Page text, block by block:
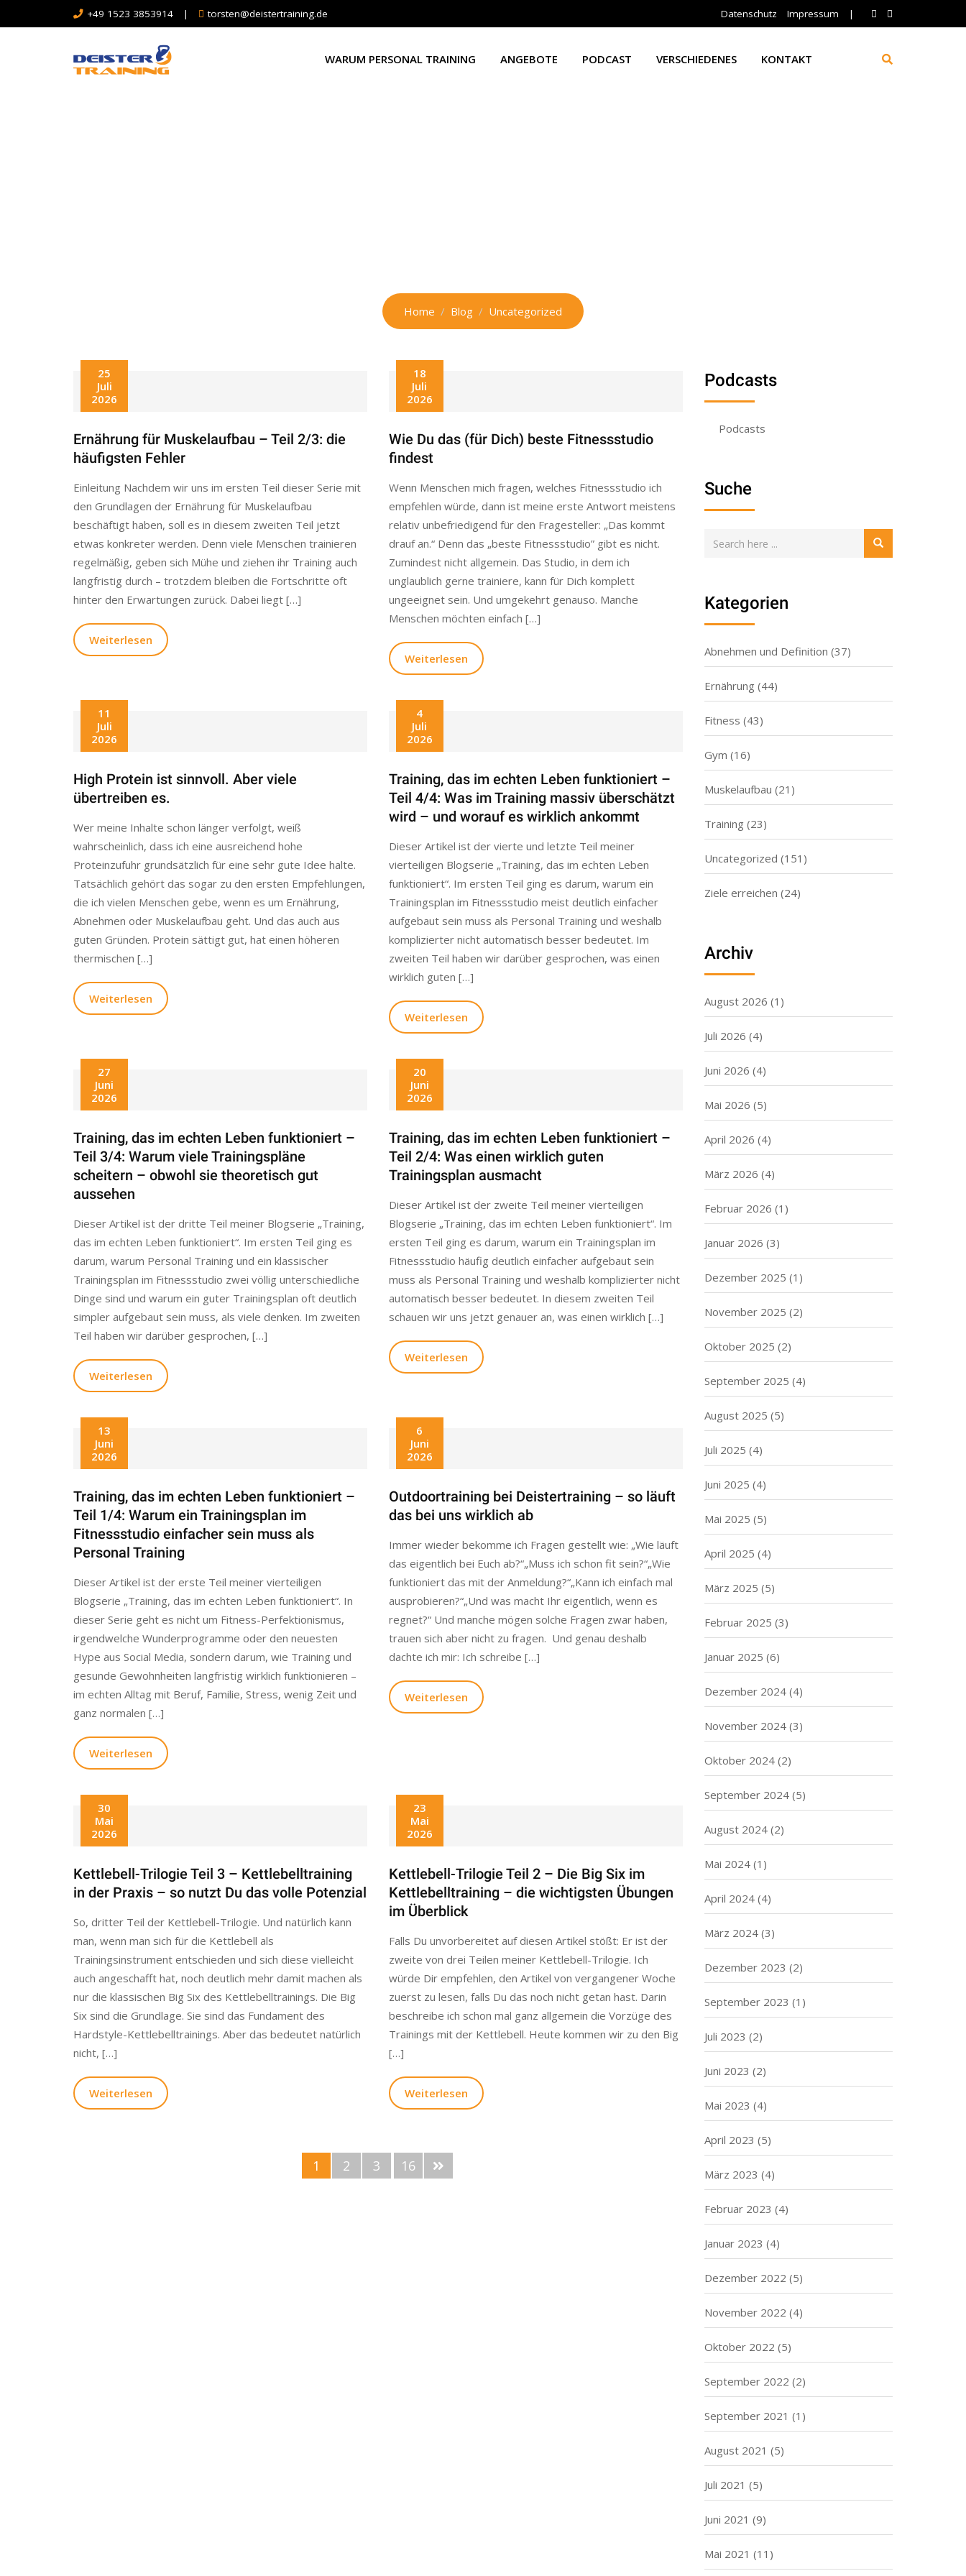
+49 1523 3853914 | torsten@deistertraining.de Datenschutz Impressum |
WARUM PERSONAL TRAINING ANGEBOTE PODCAST VERSCHIEDENES KONTAKT
Home Blog Uncategorized
25
Juli
2026
Ernährung für Muskelaufbau – Teil 2/3: die
häufigsten Fehler
Einleitung Nachdem wir uns im ersten Teil dieser Serie mit
den Grundlagen der Ernährung für Muskelaufbau
beschäftigt haben, soll es in diesem zweiten Teil jetzt
etwas konkreter werden. Denn viele Menschen trainieren
regelmäßig, geben sich Mühe und ziehen ihr Training auch
langfristig durch – trotzdem bleiben die Fortschritte oft
hinter den Erwartungen zurück. Dabei liegt […]
Weiterlesen
18
Juli
2026
Wie Du das (für Dich) beste Fitnessstudio
findest
Wenn Menschen mich fragen, welches Fitnessstudio ich
empfehlen würde, dann ist meine erste Antwort meistens
relativ unbefriedigend für den Fragesteller: „Das kommt
drauf an.“ Denn das „beste Fitnessstudio” gibt es nicht.
Zumindest nicht allgemein. Das Studio, in dem ich
unglaublich gerne trainiere, kann für Dich komplett
ungeeignet sein. Und umgekehrt genauso. Manche
Menschen möchten einfach […]
Weiterlesen
11
Juli
2026
High Protein ist sinnvoll. Aber viele
übertreiben es.
Wer meine Inhalte schon länger verfolgt, weiß
wahrscheinlich, dass ich eine ausreichend hohe
Proteinzufuhr grundsätzlich für eine sehr gute Idee halte.
Tatsächlich gehört das sogar zu den ersten Empfehlungen,
die ich vielen Menschen gebe, wenn es um Ernährung,
Abnehmen oder Muskelaufbau geht. Und das auch aus
guten Gründen. Protein sättigt gut, hat einen höheren
thermischen […]
Weiterlesen
4
Juli
2026
Training, das im echten Leben funktioniert –
Teil 4/4: Was im Training massiv überschätzt
wird – und worauf es wirklich ankommt
Dieser Artikel ist der vierte und letzte Teil meiner
vierteiligen Blogserie „Training, das im echten Leben
funktioniert“. Im ersten Teil ging es darum, warum ein
Trainingsplan im Fitnessstudio meist deutlich einfacher
aufgebaut sein muss als Personal Training und weshalb
komplizierter nicht automatisch besser bedeutet. Im
zweiten Teil haben wir darüber gesprochen, was einen
wirklich guten […]
Weiterlesen
27
Juni
2026
Training, das im echten Leben funktioniert –
Teil 3/4: Warum viele Trainingspläne
scheitern – obwohl sie theoretisch gut
aussehen
Dieser Artikel ist der dritte Teil meiner Blogserie „Training,
das im echten Leben funktioniert“. Im ersten Teil ging es
darum, warum Personal Training und ein klassischer
Trainingsplan im Fitnessstudio zwei völlig unterschiedliche
Dinge sind und warum ein guter Trainingsplan oft deutlich
simpler aufgebaut sein muss, als viele denken. Im zweiten
Teil haben wir darüber gesprochen, […]
Weiterlesen
20
Juni
2026
Training, das im echten Leben funktioniert –
Teil 2/4: Was einen wirklich guten
Trainingsplan ausmacht
Dieser Artikel ist der zweite Teil meiner vierteiligen
Blogserie „Training, das im echten Leben funktioniert“. Im
ersten Teil ging es darum, warum ein Trainingsplan im
Fitnessstudio häufig deutlich einfacher aufgebaut sein
muss als Personal Training und weshalb komplizierter nicht
automatisch besser bedeutet. In diesem zweiten Teil
schauen wir uns jetzt genauer an, was einen wirklich […]
Weiterlesen
13
Juni
2026
Training, das im echten Leben funktioniert –
Teil 1/4: Warum ein Trainingsplan im
Fitnessstudio einfacher sein muss als
Personal Training
Dieser Artikel ist der erste Teil meiner vierteiligen
Blogserie „Training, das im echten Leben funktioniert“. In
dieser Serie geht es nicht um Fitness-Perfektionismus,
irgendwelche Wunderprogramme oder den neuesten
Hype aus Social Media, sondern darum, wie Training und
gesunde Gewohnheiten langfristig wirklich funktionieren –
im echten Alltag mit Beruf, Familie, Stress, wenig Zeit und
ganz normalen […]
Weiterlesen
6
Juni
2026
Outdoortraining bei Deistertraining – so läuft
das bei uns wirklich ab
Immer wieder bekomme ich Fragen gestellt wie: „Wie läuft
das eigentlich bei Euch ab?“„Muss ich schon fit sein?“„Wie
funktioniert das mit der Anmeldung?“„Kann ich einfach mal
ausprobieren?“„Und was macht Ihr eigentlich, wenn es
regnet?“ Und manche mögen solche Fragen zwar haben,
trauen sich aber nicht zu fragen. Und genau deshalb
dachte ich mir: Ich schreibe […]
Weiterlesen
30
Mai
2026
Kettlebell-Trilogie Teil 3 – Kettlebelltraining
in der Praxis – so nutzt Du das volle Potenzial
So, dritter Teil der Kettlebell-Trilogie. Und natürlich kann
man, wenn man sich für die Kettlebell als
Trainingsinstrument entschieden und sich diese vielleicht
auch angeschafft hat, noch deutlich mehr damit machen als
nur die klassischen Big Six des Kettlebelltrainings. Die Big
Six sind die Grundlage. Sie sind das Fundament des
Hardstyle-Kettlebelltrainings. Aber das bedeutet natürlich
nicht, […]
Weiterlesen
23
Mai
2026
Kettlebell-Trilogie Teil 2 – Die Big Six im
Kettlebelltraining – die wichtigsten Übungen
im Überblick
Falls Du unvorbereitet auf diesen Artikel stößt: Er ist der
zweite von drei Teilen meiner Kettlebell-Trilogie. Ich
würde Dir empfehlen, den Artikel von vergangener Woche
zuerst zu lesen, falls Du das noch nicht getan hast. Darin
beschreibe ich schon mal ganz allgemein die Vorzüge des
Trainings mit der Kettlebell. Heute kommen wir zu den Big
[…]
Weiterlesen
1 2 3 16
Podcasts
Podcasts
Suche
Kategorien
Abnehmen und Definition (37)
Ernährung (44)
Fitness (43)
Gym (16)
Muskelaufbau (21)
Training (23)
Uncategorized (151)
Ziele erreichen (24)
Archiv
August 2026 (1)
Juli 2026 (4)
Juni 2026 (4)
Mai 2026 (5)
April 2026 (4)
März 2026 (4)
Februar 2026 (1)
Januar 2026 (3)
Dezember 2025 (1)
November 2025 (2)
Oktober 2025 (2)
September 2025 (4)
August 2025 (5)
Juli 2025 (4)
Juni 2025 (4)
Mai 2025 (5)
April 2025 (4)
März 2025 (5)
Februar 2025 (3)
Januar 2025 (6)
Dezember 2024(4)
November 2024(3)
Oktober 2024(2)
September 2024(5)
August 2024(2)
Mai 2024(1)
April 2024(4)
März 2024(3)
Dezember 2023 (2)
September 2023 (1)
Juli 2023 (2)
Juni 2023 (2)
Mai 2023 (4)
April 2023 (5)
März 2023 (4)
Februar 2023 (4)
Januar 2023 (4)
Dezember 2022 (5)
November 2022 (4)
Oktober 2022 (5)
September 2022 (2)
September 2021 (1)
August 2021 (5)
Juli 2021 (5)
Juni 2021 (9)
Mai 2021 (11)